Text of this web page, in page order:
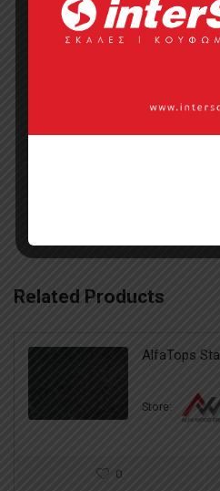
Σημεία πώλησης
Related Products
AlfaTops
Store:
0